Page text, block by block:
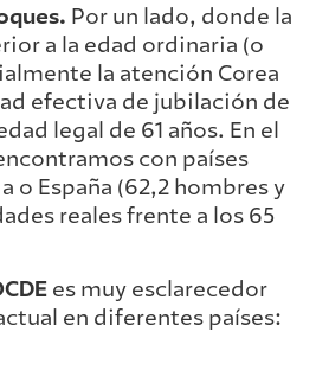
Por un lado, donde la
a la edad ordinaria (o
la atención Corea
efectiva de jubilación de
legal de 61 años. En el
con países
o España (62,2 hombres y
reales frente a los 65
es muy esclarecedor
en diferentes países: